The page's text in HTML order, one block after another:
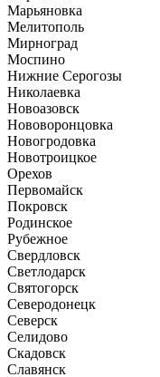
Марьяновка
Мелитополь
Мирноград
Моспино
Нижние Серогозы
Николаевка
Новоазовск
Нововоронцовка
Новогродовка
Новотроицкое
Орехов
Первомайск
Покровск
Родинское
Рубежное
Свердловск
Светлодарск
Святогорск
Северодонецк
Северск
Селидово
Скадовск
Славянск